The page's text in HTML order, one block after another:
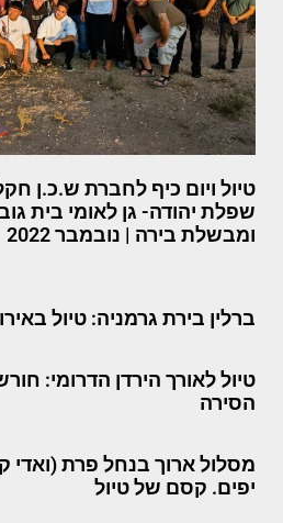
טיול ויום כיף לחברת ש.כ.ן
שפלת יהודה- גן לאומי בית
ומבשלת בירה | נובמבר 2022
ברלין בירת גרמניה: טיול
טיול לאורך הירדן הדרומי:
הסירה
מסלול ארוך בנחל פרת (ואדי
יפים. קסם של טיול